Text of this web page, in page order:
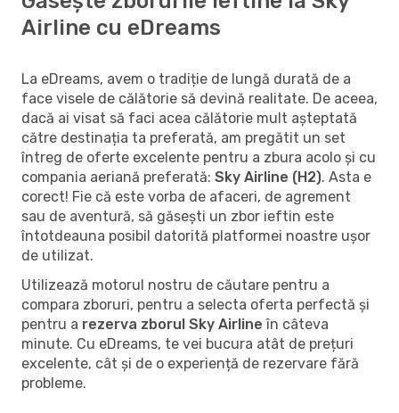
Airline cu eDreams
La eDreams, avem o tradiție de lungă durată de a
face visele de călătorie să devină realitate. De aceea,
dacă ai visat să faci acea călătorie mult așteptată
către destinația ta preferată, am pregătit un set
întreg de oferte excelente pentru a zbura acolo și cu
compania aeriană preferată: Sky Airline (H2). Asta e
corect! Fie că este vorba de afaceri, de agrement
sau de aventură, să găsești un zbor ieftin este
întotdeauna posibil datorită platformei noastre ușor
de utilizat.
Utilizează motorul nostru de căutare pentru a
compara zboruri, pentru a selecta oferta perfectă și
pentru a rezerva zborul Sky Airline în câteva
minute. Cu eDreams, te vei bucura atât de prețuri
excelente, cât și de o experiență de rezervare fără
probleme.